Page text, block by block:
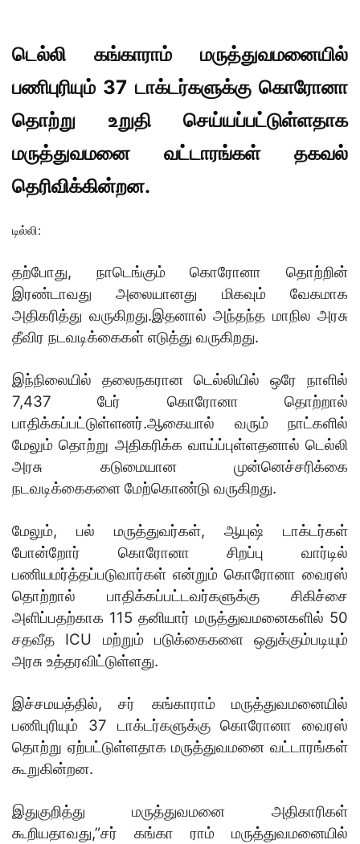
டெல்லி கங்காராம் மருத்துவமனையில்
பணிபுரியும் 37 டாக்டர்களுக்கு கொரோனா
தொற்று உறுதி செய்யப்பட்டுள்ளதாக
மருத்துவமனை வட்டாரங்கள் தகவல்
தெரிவிக்கின்றன.
டில்லி:
தற்போது, நாடெங்கும் கொரோனா தொற்றின்
இரண்டாவது அலையானது மிகவும் வேகமாக
அதிகரித்து வருகிறது.இதனால் அந்தந்த மாநில அரசு
தீவிர நடவடிக்கைகள் எடுத்து வருகிறது.
இந்நிலையில் தலைநகரான டெல்லியில் ஒரே நாளில்
7,437 பேர் கொரோனா தொற்றால்
பாதிக்கப்பட்டுள்ளனர்.ஆகையால் வரும் நாட்களில்
மேலும் தொற்று அதிகரிக்க வாய்ப்புள்ளதனால் டெல்லி
அரசு கடுமையான முன்னெச்சரிக்கை
நடவடிக்கைகளை மேற்கொண்டு வருகிறது.
மேலும், பல் மருத்துவர்கள், ஆயுஷ் டாக்டர்கள்
போன்றோர் கொரோனா சிறப்பு வார்டில்
பணியமர்த்தப்படுவார்கள் என்றும் கொரோனா வைரஸ்
தொற்றால் பாதிக்கப்பட்டவர்களுக்கு சிகிச்சை
அளிப்பதற்காக 115 தனியார் மருத்துவமனைகளில் 50
சதவீத ICU மற்றும் படுக்கைகளை ஒதுக்கும்படியும்
அரசு உத்தரவிட்டுள்ளது.
இச்சமயத்தில், சர் கங்காராம் மருத்துவமனையில்
பணிபுரியும் 37 டாக்டர்களுக்கு கொரோனா வைரஸ்
தொற்று ஏற்பட்டுள்ளதாக மருத்துவமனை வட்டாரங்கள்
கூறுகின்றன.
இதுகுறித்து மருத்துவமனை அதிகாரிகள்
கூறியதாவது,”சர் கங்கா ராம் மருத்துவமனையில்